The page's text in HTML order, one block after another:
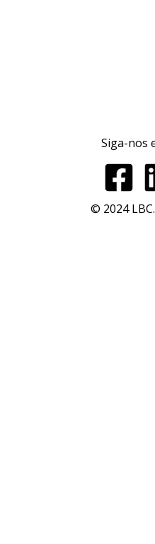
Siga-nos
© 2024